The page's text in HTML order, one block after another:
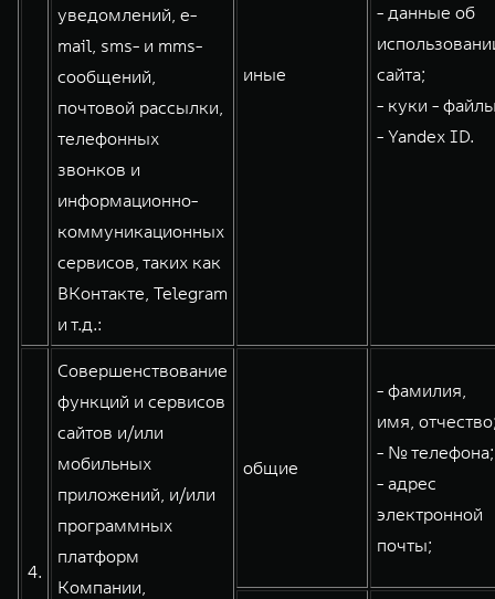
уведомлений, e-
mail, sms- и mms-
сообщений,
почтовой рассылки,
телефонных
звонков и
информационно-
коммуникационных
сервисов, таких как
ВКонтакте, Telegram
и т.д.:
иные
- данные об
сайта;
- куки -
- Yandex ID.
4.
Совершенствование
функций и сервисов
сайтов и/или
мобильных
приложений, и/или
программных
платформ
Компании,
общие
- фамилия,
имя,
- № телефона;
- адрес
электронной
почты;